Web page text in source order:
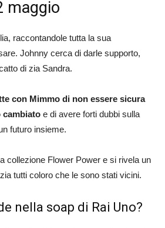
maggio
raccontandole tutta la sua
Johnny cerca di darle supporto,
di zia Sandra.
con Mimmo di non essere sicura
cambiato e di avere forti dubbi sulla
futuro insieme.
collezione Flower Power e si rivela un
tutti coloro che le sono stati vicini.
nella soap di Rai Uno?